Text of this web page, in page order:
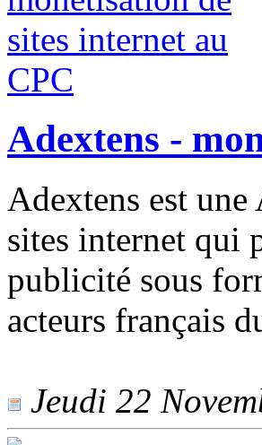
Adextens -
Adextens est
sites internet qui
publicité sous
acteurs français
Jeudi 22